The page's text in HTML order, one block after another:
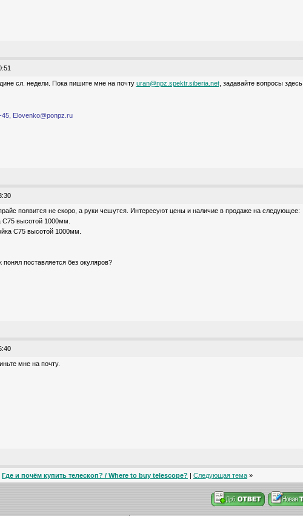
сл. недели. Пока пишите мне на почту uran@npz.spektr.siberia.net, задавайте вопросы здесь.
Elovenko@ponpz.ru
появится не скоро, а руки чешутся. Интересуют цены и наличие в продаже на следующее:
С75 высотой 1000мм.
С75 высотой 1000мм.
поставляется без окуляров?
мне на почту.
Где и почём купить телескоп? / Where to buy telescope? | Следующая тема »